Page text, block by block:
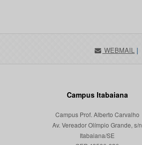
WEBMAIL |
Campus Itabaiana
Campus Prof. Alberto Carvalho
Av. Vereador Olímpio Grande, s/n
Itabaiana/SE